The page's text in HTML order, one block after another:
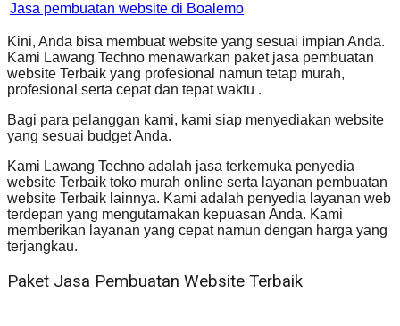
Jasa pembuatan website di Boalemo
Kini, Anda bisa membuat website yang sesuai impian Anda.
Kami Lawang Techno menawarkan paket jasa pembuatan
website Terbaik yang profesional namun tetap murah,
profesional serta cepat dan tepat waktu .
Bagi para pelanggan kami, kami siap menyediakan website
yang sesuai budget Anda.
Kami Lawang Techno adalah jasa terkemuka penyedia
website Terbaik toko murah online serta layanan pembuatan
website Terbaik lainnya. Kami adalah penyedia layanan web
terdepan yang mengutamakan kepuasan Anda. Kami
memberikan layanan yang cepat namun dengan harga yang
terjangkau.
Paket Jasa Pembuatan Website Terbaik